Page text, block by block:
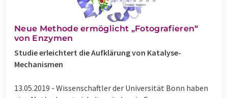
Neue Methode ermöglicht „Fotografieren“
von Enzymen
Studie erleichtert die Aufklärung von Katalyse-
Mechanismen
13.05.2019 - Wissenschaftler der Universität Bonn haben